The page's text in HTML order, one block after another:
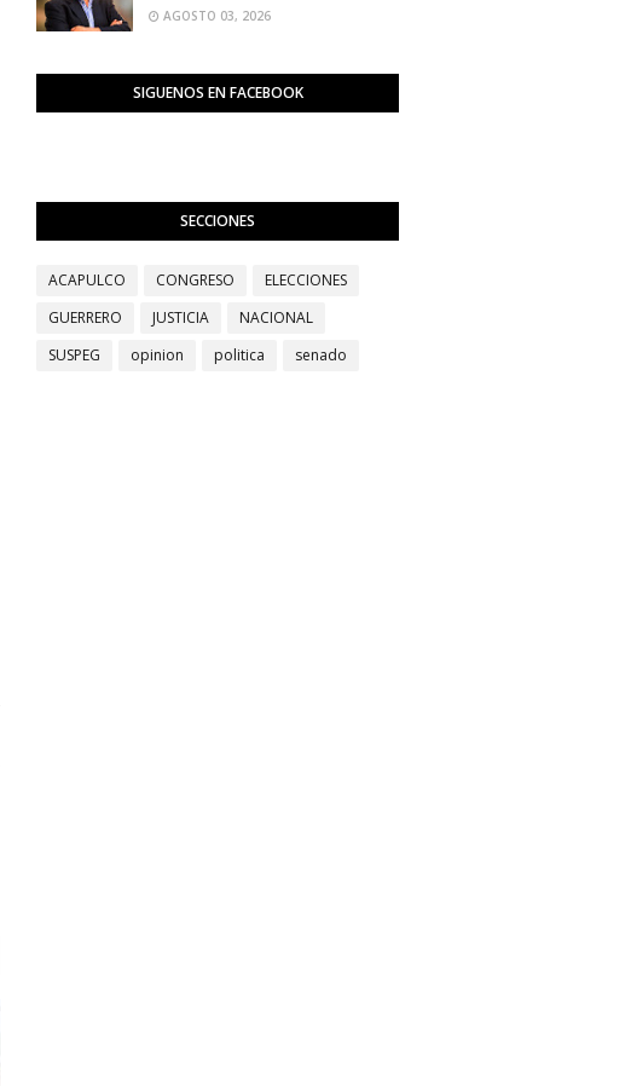
AGOSTO 03, 2026
SIGUENOS EN FACEBOOK
SECCIONES
ACAPULCO CONGRESO
ELECCIONES
GUERRERO
JUSTICIA
NACIONAL
SUSPEG
opinion politica senado